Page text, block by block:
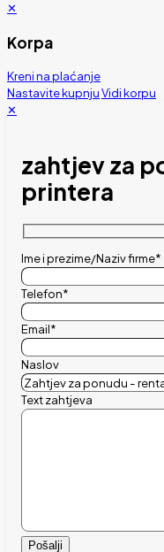
✕
Korpa
Kreni na plaćanje
Nastavite kupnjuVidi korpu
✕
zahtjev za
printera
Ime i prezime/Naziv firme*
Telefon*
Email*
Naslov
Text zahtjeva